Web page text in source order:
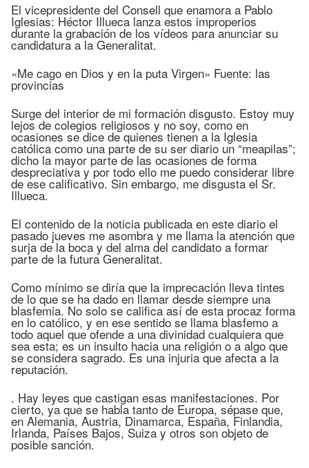
El vicepresidente del Consell que enamora a Pablo
Iglesias: Héctor Illueca lanza estos improperios
durante la grabación de los vídeos para anunciar su
candidatura a la Generalitat.
«Me cago en Dios y en la puta Virgen» Fuente: las
provincias
Surge del interior de mi formación disgusto. Estoy muy
lejos de colegios religiosos y no soy, como en
ocasiones se dice de quienes tienen a la Iglesia
católica como una parte de su ser diario un “meapilas”;
dicho la mayor parte de las ocasiones de forma
despreciativa y por todo ello me puedo considerar libre
de ese calificativo. Sin embargo, me disgusta el Sr.
Illueca.
El contenido de la noticia publicada en este diario el
pasado jueves me asombra y me llama la atención que
surja de la boca y del alma del candidato a formar
parte de la futura Generalitat.
Como mínimo se diría que la imprecación lleva tintes
de lo que se ha dado en llamar desde siempre una
blasfemia. No solo se califica así de esta procaz forma
en lo católico, y en ese sentido se llama blasfemo a
todo aquel que ofende a una divinidad cualquiera que
sea esta; es un insulto hacia una religión o a algo que
se considera sagrado. Es una injuria que afecta a la
reputación.
. Hay leyes que castigan esas manifestaciones. Por
cierto, ya que se habla tanto de Europa, sépase que,
en Alemania, Austria, Dinamarca, España, Finlandia,
Irlanda, Países Bajos, Suiza y otros son objeto de
posible sanción.